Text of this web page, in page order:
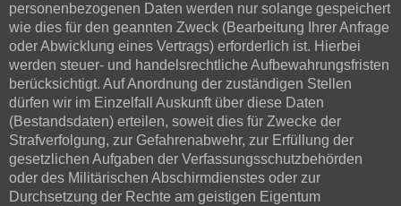
personenbezogenen Daten werden nur solange gespeichert
wie dies für den geannten Zweck (Bearbeitung Ihrer Anfrage
oder Abwicklung eines Vertrags) erforderlich ist. Hierbei
werden steuer- und handelsrechtliche Aufbewahrungsfristen
berücksichtigt. Auf Anordnung der zuständigen Stellen
dürfen wir im Einzelfall Auskunft über diese Daten
(Bestandsdaten) erteilen, soweit dies für Zwecke der
Strafverfolgung, zur Gefahrenabwehr, zur Erfüllung der
gesetzlichen Aufgaben der Verfassungsschutzbehörden
oder des Militärischen Abschirmdienstes oder zur
Durchsetzung der Rechte am geistigen Eigentum